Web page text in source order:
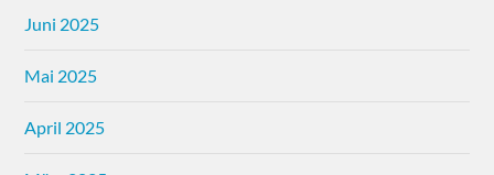
Juni 2025
Mai 2025
April 2025